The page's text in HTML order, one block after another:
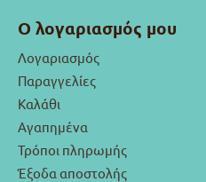
Ο λογαριασμός μου
Λογαριασμός
Παραγγελίες
Καλάθι
Αγαπημένα
Τρόποι πληρωμής
Έξοδα αποστολής